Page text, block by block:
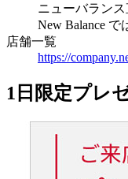
ニューバラン
New Balance で
店舗一覧
https://
1日限定プレ